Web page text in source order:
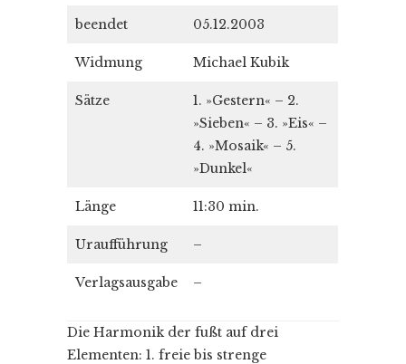
beendet 05.12.2003
Widmung Michael Kubik
Sätze
1. »Gestern« – 2.
»Sieben« – 3. »Eis« –
4. »Mosaik« – 5.
»Dunkel«
Länge 11:30 min.
Uraufführung –
Verlagsausgabe –
Die Harmonik der fußt auf drei
Elementen: 1. freie bis strenge